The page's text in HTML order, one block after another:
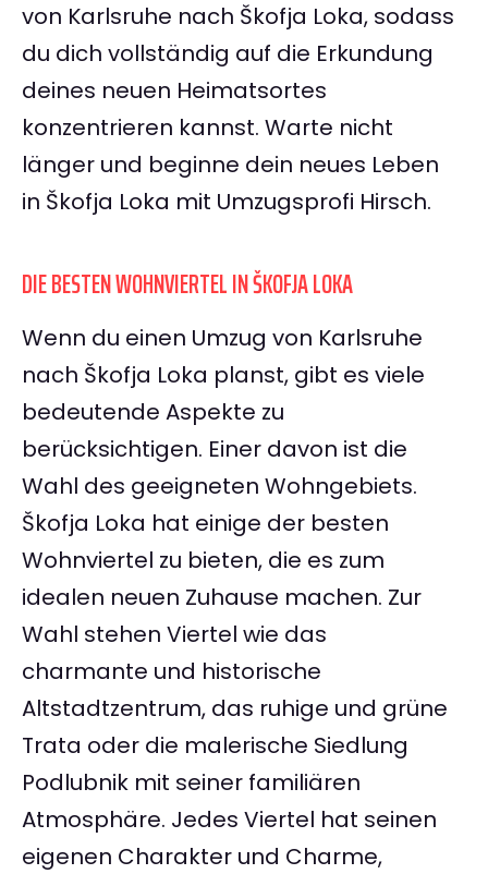
von Karlsruhe nach Škofja Loka, sodass
du dich vollständig auf die Erkundung
deines neuen Heimatsortes
konzentrieren kannst. Warte nicht
länger und beginne dein neues Leben
in Škofja Loka mit Umzugsprofi Hirsch.
DIE BESTEN WOHNVIERTEL IN ŠKOFJA LOKA
Wenn du einen Umzug von Karlsruhe
nach Škofja Loka planst, gibt es viele
bedeutende Aspekte zu
berücksichtigen. Einer davon ist die
Wahl des geeigneten Wohngebiets.
Škofja Loka hat einige der besten
Wohnviertel zu bieten, die es zum
idealen neuen Zuhause machen. Zur
Wahl stehen Viertel wie das
charmante und historische
Altstadtzentrum, das ruhige und grüne
Trata oder die malerische Siedlung
Podlubnik mit seiner familiären
Atmosphäre. Jedes Viertel hat seinen
eigenen Charakter und Charme,